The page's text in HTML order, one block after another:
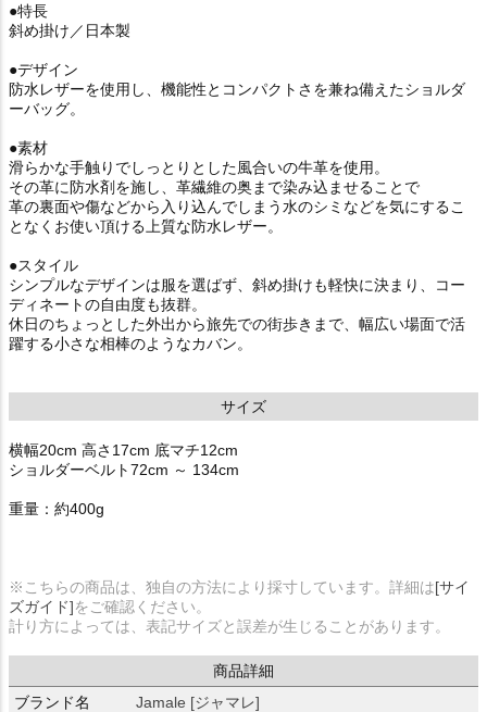
●特長
斜め掛け／日本製
●デザイン
防水レザーを使用し、機能性とコンパクトさを兼ね備えたショルダ
ーバッグ。
●素材
滑らかな手触りでしっとりとした風合いの牛革を使用。
その革に防水剤を施し、革繊維の奥まで染み込ませることで
革の裏面や傷などから入り込んでしまう水のシミなどを気にするこ
となくお使い頂ける上質な防水レザー。
●スタイル
シンプルなデザインは服を選ばず、斜め掛けも軽快に決まり、コー
ディネートの自由度も抜群。
休日のちょっとした外出から旅先での街歩きまで、幅広い場面で活
躍する小さな相棒のようなカバン。
サイズ
横幅20cm 高さ17cm 底マチ12cm
ショルダーベルト72cm ～ 134cm
重量：約400g
※こちらの商品は、独自の方法により採寸しています。詳細は[サイ
ズガイド]をご確認ください。
計り方によっては、表記サイズと誤差が生じることがあります。
商品詳細
ブランド名
Jamale [ジャマレ]